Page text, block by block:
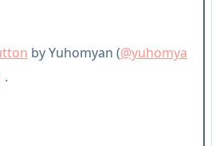
by Yuhomyan (@yuhomya
.